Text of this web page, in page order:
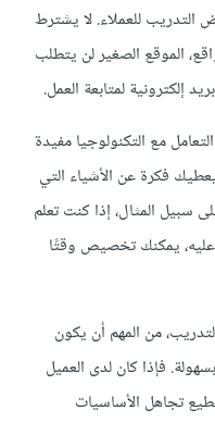
التدريب للعملاء. لا يشترط
الموقع الصغير لن يتطلب
إلكترونية لمتابعة العمل.
مع التكنولوجيا مفيدة
فكرة عن الأشياء التي
المثال، إذا كنت تعلم
يمكنك تخصيص وقتًا
من المهم أن يكون
فإذا كان لدى العميل
تجاهل الأساسيات